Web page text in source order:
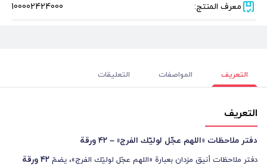
معرف المنتج: 100002424000
التعريف المواصفات التعليقات
التعريف
دفتر ملاحظات «اللهم عجّل لوليّك الفرج» – ٤٢ ورقة
دفتر ملاحظات أنيق مزدان بعبارة «اللهم عجّل لوليّك الفرج»، يضمّ
٤٢ ورقة